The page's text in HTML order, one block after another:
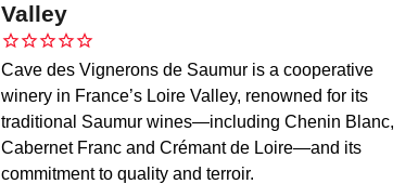
Valley
Cave des Vignerons de Saumur is a cooperative
winery in France’s Loire Valley, renowned for its
traditional Saumur wines—including Chenin Blanc,
Cabernet Franc and Crémant de Loire—and its
commitment to quality and terroir.